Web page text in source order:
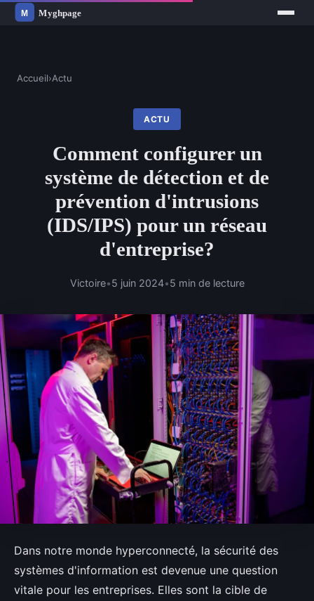
Accueil›Actu
ACTU
Comment configurer un
système de détection et de
prévention d'intrusions
(IDS/IPS) pour un réseau
d'entreprise?
Victoire•5 juin 2024•5 min de lecture
Dans notre monde hyperconnecté, la sécurité des
systèmes d'information est devenue une question
vitale pour les entreprises. Elles sont la cible de